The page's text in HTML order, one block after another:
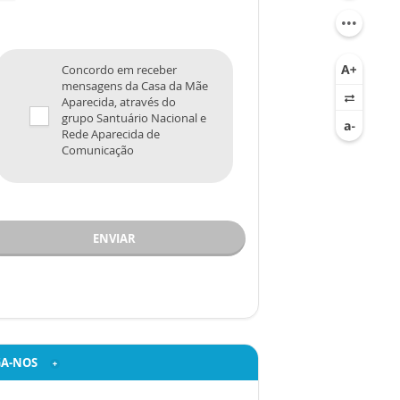
Concordo em receber
mensagens da Casa da Mãe
Aparecida, através do
grupo Santuário Nacional e
Rede Aparecida de
Comunicação
ENVIAR
NOS